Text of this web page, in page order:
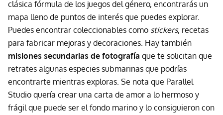
clásica fórmula de los juegos del género, encontrarás un
mapa lleno de puntos de interés que puedes explorar.
Puedes encontrar coleccionables como stickers, recetas
para fabricar mejoras y decoraciones. Hay también
misiones secundarias de fotografía que te solicitan que
retrates algunas especies submarinas que podrías
encontrarte mientras exploras. Se nota que Parallel
Studio quería crear una carta de amor a lo hermoso y
frágil que puede ser el fondo marino y lo consiguieron con